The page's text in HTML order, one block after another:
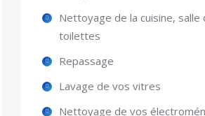
Nettoyage de la cuisine, salle
toilettes
Repassage
Lavage de vos vitres
Nettoyage de vos